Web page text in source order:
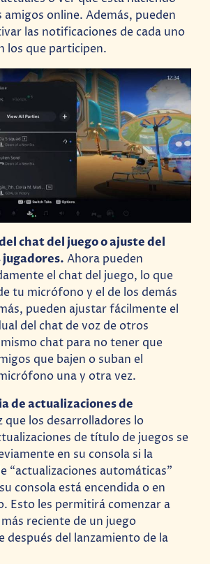
amigos online. Además, pueden
las notificaciones de cada uno
los que participen.
chat del juego o ajuste del
jugadores.Ahora pueden
el chat del juego, lo que
tu micrófono y el de los demás
pueden ajustar fácilmente el
del chat de voz de otros
chat para no tener que
que bajen o suban el
una y otra vez.
de actualizaciones de
que los desarrolladores lo
de título de juegos se
en su consola si la
“actualizaciones automáticas”
consola está encendida o en
Esto les permitirá comenzar a
reciente de un juego
después del lanzamiento de la